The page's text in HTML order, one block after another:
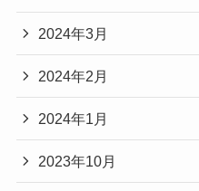
2024年3月
2024年2月
2024年1月
2023年10月